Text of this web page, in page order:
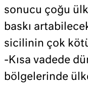
sonucu çoğu
baskı
sicilinin çok
-Kısa vadede
bölgelerinde